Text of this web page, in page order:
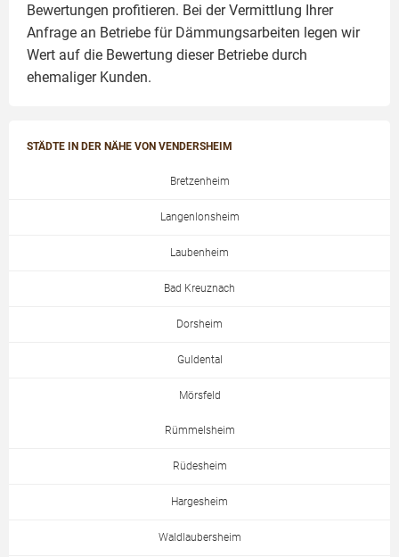
Bewertungen profitieren. Bei der Vermittlung Ihrer
Anfrage an Betriebe für Dämmungsarbeiten legen wir
Wert auf die Bewertung dieser Betriebe durch
ehemaliger Kunden.
STÄDTE IN DER NÄHE VON VENDERSHEIM
Bretzenheim
Langenlonsheim
Laubenheim
Bad Kreuznach
Dorsheim
Guldental
Mörsfeld
Rümmelsheim
Rüdesheim
Hargesheim
Waldlaubersheim